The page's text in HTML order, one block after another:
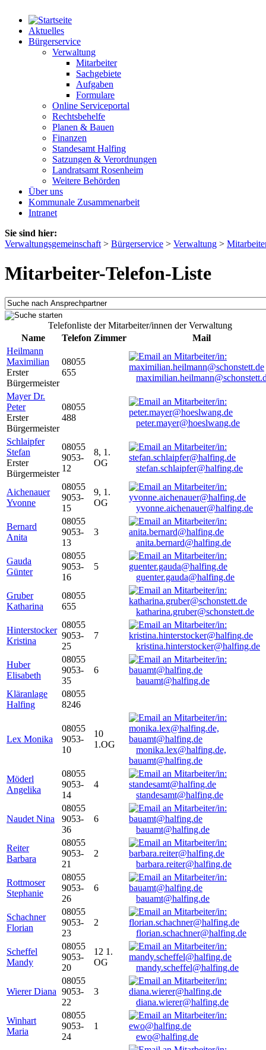
Aktuelles
Bürgerservice
Verwaltung
Mitarbeiter
Sachgebiete
Aufgaben
Formulare
Online Serviceportal
Rechtsbehelfe
Planen & Bauen
Finanzen
Standesamt Halfing
Satzungen & Verordnungen
Landratsamt Rosenheim
Weitere Behörden
Über uns
Kommunale Zusammenarbeit
Intranet
Sie sind hier:
Verwaltungsgemeinschaft > Bürgerservice > Verwaltung >
Mitarbeiter-Telefon-Liste
Telefonliste der Mitarbeiter/innen der Verwaltung
Name
Telefon Zimmer
Mail
Heilmann
Maximilian
Erster
Bürgermeister
08055
655
Mayer Dr.
Peter
Erster
Bürgermeister
08055
488
peter.mayer@hoeslwang.de
Schlaipfer
Stefan
Erster
Bürgermeister
08055
9053-
12
8, 1.
OG
stefan.schlaipfer@halfing.de
Aichenauer
Yvonne
08055
9053-
15
9, 1.
OG
yvonne.aichenauer@halfing.de
Bernard
Anita
08055
9053-
13
3
anita.bernard@halfing.de
Gauda
Günter
08055
9053-
16
5
guenter.gauda@halfing.de
Gruber
Katharina
08055
655
katharina.gruber@schonstett.de
Hinterstocker
Kristina
08055
9053-
25
7
kristina.hinterstocker@halfing.de
Huber
Elisabeth
08055
9053-
35
6
bauamt@halfing.de
Kläranlage
Halfing
08055
8246
Lex Monika
08055
9053-
10
10
1.OG
monika.lex@halfing.de,
bauamt@halfing.de
Möderl
Angelika
08055
9053-
14
4
standesamt@halfing.de
Naudet Nina
08055
9053-
36
6
bauamt@halfing.de
Reiter
Barbara
08055
9053-
21
2
barbara.reiter@halfing.de
Rottmoser
Stephanie
08055
9053-
26
6
bauamt@halfing.de
Schachner
Florian
08055
9053-
23
2
florian.schachner@halfing.de
Scheffel
Mandy
08055
9053-
20
12 1.
OG
mandy.scheffel@halfing.de
Wierer Diana
08055
9053-
22
3
diana.wierer@halfing.de
Winhart
Maria
08055
9053-
24
1
ewo@halfing.de